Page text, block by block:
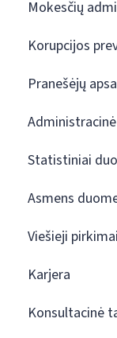
Mokesčių
Korupcijos
Pranešėjų
Statistiniai
Asmens
Viešieji pirkimai
Karjera
Konsultacinė